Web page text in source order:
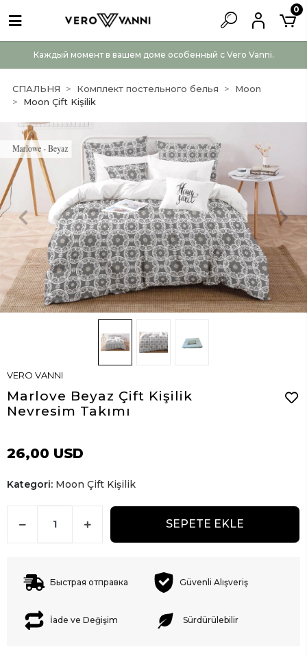
Каждый момент в вашем доме особенный с Vero Vanni.
0
СПАЛЬНЯ Комплект постельного белья
Moon
Moon Çift Kişilik
VERO VANNI
Marlove Beyaz Çift Kişilik
Nevresim Takımı
26,00 USD
Kategori: Moon Çift Kişilik
SEPETE EKLE
Быстрая отправка Güvenli Alışveriş
İade ve Değişim Sürdürülebilir